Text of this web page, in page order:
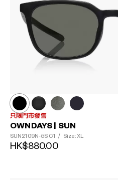
只限門市發售
OWNDAYS | SUN
SUN2109N-5S C1 / Size: XL
HK$880.00